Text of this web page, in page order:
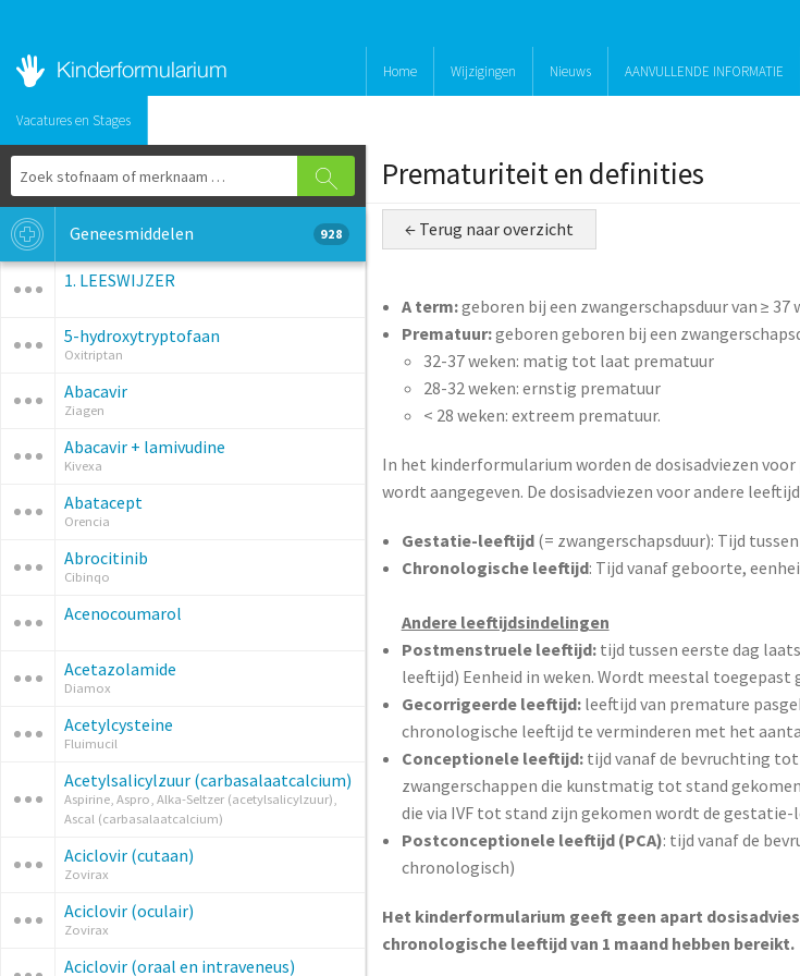
Home Wijzigingen Nieuws AANVULLENDE INFORMATIE
Vacatures en Stages
Geneesmiddelen 928
1. LEESWIJZER
5-hydroxytryptofaan
Oxitriptan
Abacavir
Ziagen
Abacavir + lamivudine
Kivexa
Abatacept
Orencia
Abrocitinib
Cibinqo
Acenocoumarol
Acetazolamide
Diamox
Acetylcysteine
Fluimucil
Acetylsalicylzuur (carbasalaatcalcium)
Aspirine, Aspro, Alka-Seltzer (acetylsalicylzuur),
Ascal (carbasalaatcalcium)
Aciclovir (cutaan)
Zovirax
Aciclovir (oculair)
Zovirax
Aciclovir (oraal en intraveneus)
Prematuriteit en definities
← Terug naar overzicht
A term:geboren bij een zwangerschapsduur van ≥ 37
Prematuur:geboren geboren bij een
32-37 weken: matig tot laat prematuur
28-32 weken: ernstig prematuur
< 28 weken: extreem prematuur.
In het kinderformularium worden de dosisadviezen
wordt aangegeven. De dosisadviezen voor andere
Gestatie-leeftijd(= zwangerschapsduur): Tijd
Chronologische leeftijd: Tijd vanaf geboorte,
Andere leeftijdsindelingen
Postmenstruele leeftijd:tijd tussen eerste dag
leeftijd) Eenheid in weken. Wordt meestal
Gecorrigeerde leeftijd:leeftijd van premature
chronologische leeftijd te verminderen met het
Conceptionele leeftijd:tijd vanaf de bevruchting tot
zwangerschappen die kunstmatig tot stand
die via IVF tot stand zijn gekomen wordt de
Postconceptionele leeftijd (PCA): tijd vanaf de
chronologisch)
Het kinderformularium geeft geen apart
chronologische leeftijd van 1 maand hebben bereikt.